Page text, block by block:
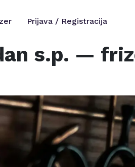
Prijava / Registracija
s.p. —